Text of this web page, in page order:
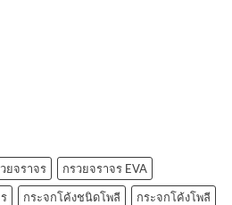
ยจราจร
กรวยจราจร EVA
กระจกโค้งชนิดโพลี
กระจกโค้งโพลี